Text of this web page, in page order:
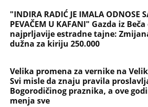
"INDIRA RADIĆ JE IMALA ODNOSE
PEVAČEM U KAFANI" Gazda iz
najprljavije estradne tajne:
dužna za kiriju 250.000
Velika promena za vernike na
Svi misle da znaju pravila
Bogorodičinog praznika, a ove
menja sve